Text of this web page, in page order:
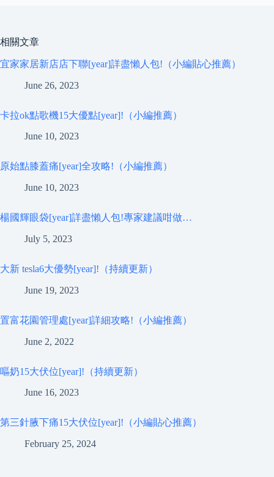
相關文章
宜家家居新店店下聯[year]詳盡懶人包!（小編貼心推薦）
June 26, 2023
卡拉ok點歌機15大優點[year]!（小編推薦）
June 10, 2023
原始點膝蓋痛[year]全攻略!（小編推薦）
June 10, 2023
楊國輝眼袋[year]詳盡懶人包!專家建議咁做…
July 5, 2023
大新 tesla6大優勢[year]!（持續更新）
June 19, 2023
置富花園管理處[year]詳細攻略!（小編推薦）
June 2, 2022
嘔奶15大伏位[year]!（持續更新）
June 16, 2023
第三針腋下痛15大伏位[year]!（小編貼心推薦）
February 25, 2024